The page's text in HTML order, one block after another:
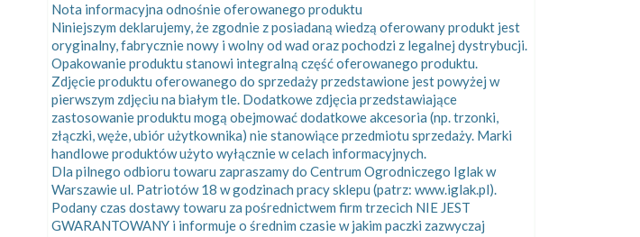
Nota informacyjna odnośnie oferowanego produktu
Niniejszym deklarujemy, że zgodnie z posiadaną wiedzą oferowany produkt jest
oryginalny, fabrycznie nowy i wolny od wad oraz pochodzi z legalnej dystrybucji.
Opakowanie produktu stanowi integralną część oferowanego produktu.
Zdjęcie produktu oferowanego do sprzedaży przedstawione jest powyżej w
pierwszym zdjęciu na białym tle. Dodatkowe zdjęcia przedstawiające
zastosowanie produktu mogą obejmować dodatkowe akcesoria (np. trzonki,
złączki, węże, ubiór użytkownika) nie stanowiące przedmiotu sprzedaży. Marki
handlowe produktów użyto wyłącznie w celach informacyjnych.
Dla pilnego odbioru towaru zapraszamy do Centrum Ogrodniczego Iglak w
Warszawie ul. Patriotów 18 w godzinach pracy sklepu (patrz: www.iglak.pl).
Podany czas dostawy towaru za pośrednictwem firm trzecich NIE JEST
GWARANTOWANY i informuje o średnim czasie w jakim paczki zazwyczaj